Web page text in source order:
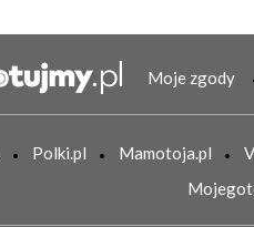
Moje zgody
Polki.pl Mamotoja.pl